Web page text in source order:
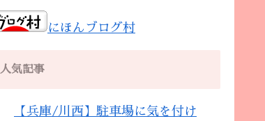
にほんブログ村
人気記事
【兵庫/川西】駐車場に気を付け